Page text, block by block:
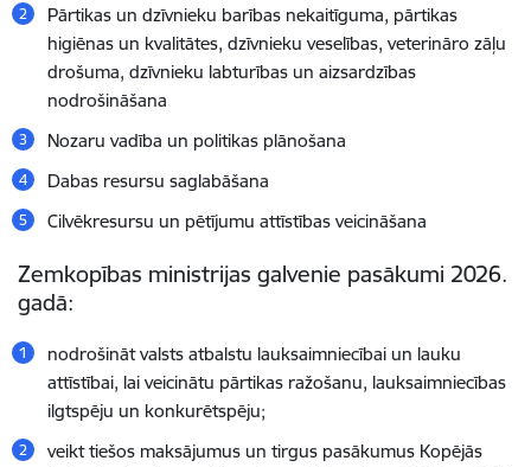
Pārtikas un dzīvnieku barības nekaitīguma, pārtikas
higiēnas un kvalitātes, dzīvnieku veselības, veterināro zāļu
drošuma, dzīvnieku labturības un aizsardzības
nodrošināšana
Nozaru vadība un politikas plānošana
Dabas resursu saglabāšana
Cilvēkresursu un pētījumu attīstības veicināšana
Zemkopības ministrijas galvenie pasākumi 2026.
gadā:
nodrošināt valsts atbalstu lauksaimniecībai un lauku
attīstībai, lai veicinātu pārtikas ražošanu, lauksaimniecības
ilgtspēju un konkurētspēju;
veikt tiešos maksājumus un tirgus pasākumus Kopējās